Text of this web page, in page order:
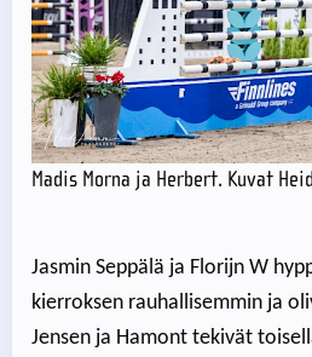
Madis Morna ja Herbert. Kuvat
Jasmin Seppälä ja Florijn W
kierroksen rauhallisemmin ja
Jensen ja Hamont tekivät